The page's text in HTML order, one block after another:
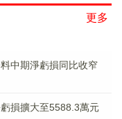
更多
中期淨虧損同比收窄
損擴大至5588.3萬元